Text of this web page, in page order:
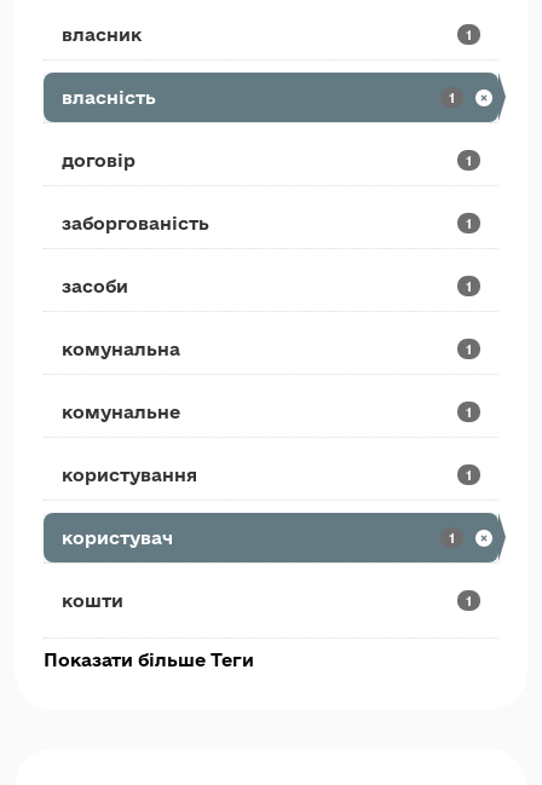
власник 1
власність 1
договір 1
заборгованість 1
засоби 1
комунальна 1
комунальне 1
користування 1
користувач 1
кошти 1
Показати більше Теги